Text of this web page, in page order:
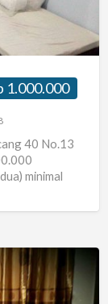
1.000.000
40 No.13
minimal